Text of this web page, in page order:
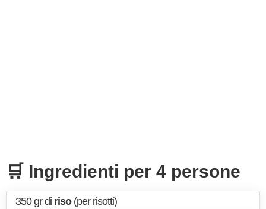
🛒 Ingredienti per 4 persone
350 gr di riso(per risotti)